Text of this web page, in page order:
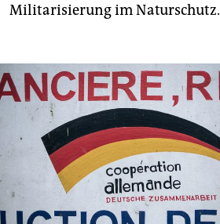
Militarisierung im Naturschutz.